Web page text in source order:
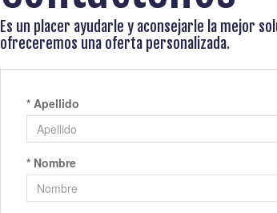
Es un placer ayudarle y aconsejarle la mejor
ofreceremos una oferta personalizada.
* Apellido
* Nombre